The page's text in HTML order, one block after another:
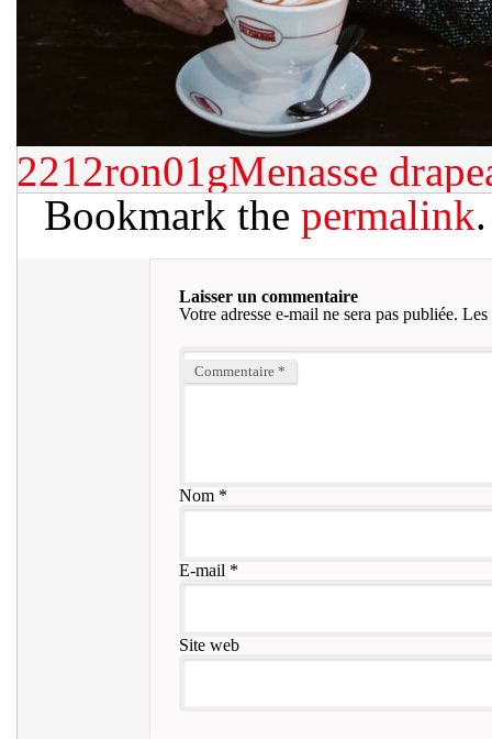
2212ron01gMenasse
Bookmark the permalink.
Laisser un commentaire
Votre adresse e-mail ne sera pas publiée. Les
Commentaire *
Nom*
E-mail *
Site web